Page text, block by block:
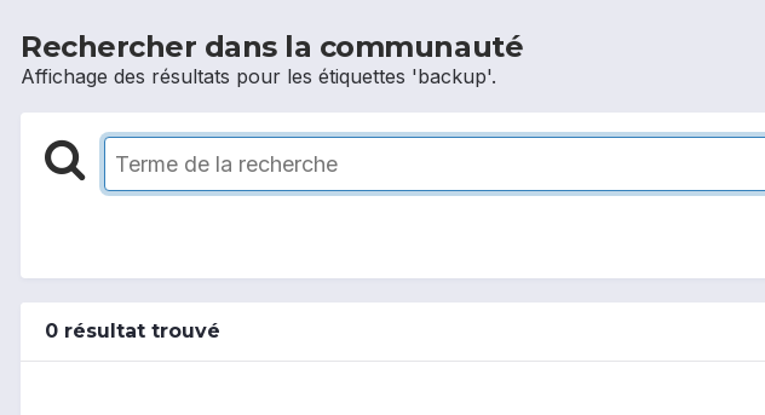
Rechercher dans la communauté
Affichage des résultats pour les étiquettes 'backup'.
0 résultat trouvé